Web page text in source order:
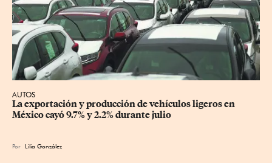
AUTOS
La exportación y producción de vehículos ligeros en
México cayó 9.7% y 2.2% durante julio
Por Lilia González